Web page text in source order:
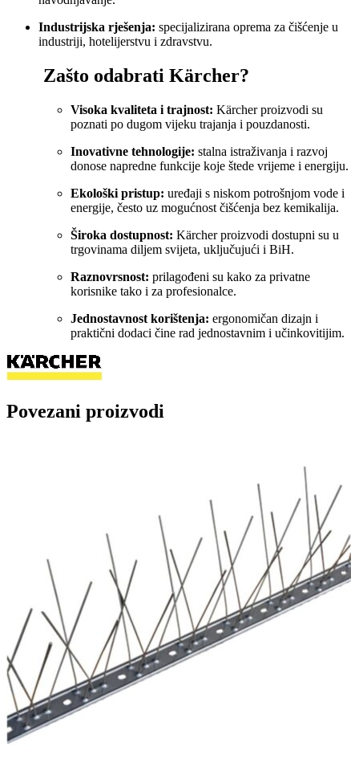
Industrijska rješenja: specijalizirana oprema za čišćenje u
industriji, hotelijerstvu i zdravstvu.
Zašto odabrati Kärcher?
Visoka kvaliteta i trajnost: Kärcher proizvodi su
poznati po dugom vijeku trajanja i pouzdanosti.
Inovativne tehnologije: stalna istraživanja i razvoj
donose napredne funkcije koje štede vrijeme i energiju.
Ekološki pristup: uređaji s niskom potrošnjom vode i
energije, često uz mogućnost čišćenja bez kemikalija.
Široka dostupnost: Kärcher proizvodi dostupni su u
trgovinama diljem svijeta, uključujući i BiH.
Raznovrsnost: prilagođeni su kako za privatne
korisnike tako i za profesionalce.
Jednostavnost korištenja: ergonomičan dizajn i
praktični dodaci čine rad jednostavnim i učinkovitijim.
Povezani proizvodi